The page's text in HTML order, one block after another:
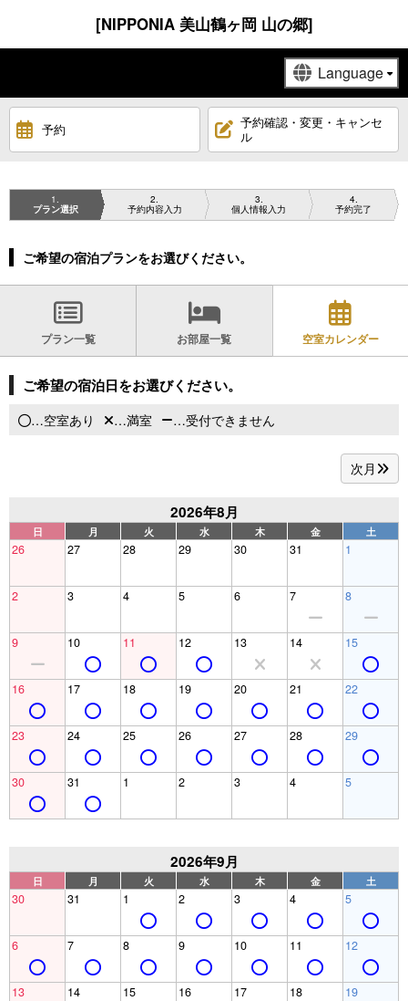
[NIPPONIA 美山鶴ヶ岡 山の郷]
予約
予約確認・変更・キャンセ
ル
1
プラン選択
2
予約内容入力
3
個人情報入力
4
予約完了
ご希望の宿泊プランをお選びください。
プラン一覧 お部屋一覧 空室カレンダー
ご希望の宿泊日をお選びください。
…空室あり …満室 …受付できません
次月
2026年8月
日 月 火 水 木 金 土
26 27 28 29 30 31 1
2 3 4 5 6 7 8
9 10 11 12 13 14 15
16 17 18 19 20 21 22
23 24 25 26 27 28 29
30 31 1 2 3 4 5
2026年9月
日 月 火 水 木 金 土
30 31 1 2 3 4 5
6 7 8 9 10 11 12
13 14 15 16 17 18 19